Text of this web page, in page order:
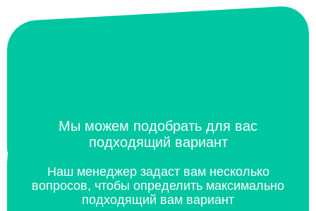
Мы можем подобрать для вас
подходящий вариант
Наш менеджер задаст вам несколько
вопросов, чтобы определить максимально
подходящий вам вариант